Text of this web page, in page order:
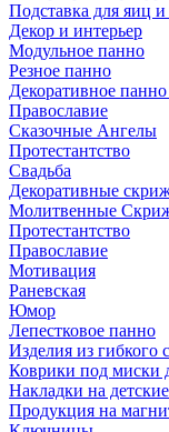
Подставка для яиц и
Декор и интерьер
Модульное панно
Резное панно
Декоративное
Православие
Сказочные Ангелы
Протестантство
Свадьба
Декоративные
Молитвенные
Протестантство
Православие
Мотивация
Раневская
Юмор
Лепестковое панно
Изделия из гибкого
Коврики под миски
Накладки на
Продукция на